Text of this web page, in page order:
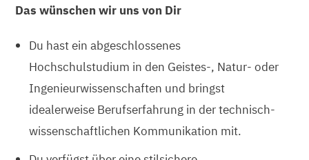
Das wünschen wir uns von Dir
Du hast ein abgeschlossenes
Hochschulstudium in den Geistes-, Natur- oder
Ingenieurwissenschaften und bringst
idealerweise Berufserfahrung in der technisch-
wissenschaftlichen Kommunikation mit.